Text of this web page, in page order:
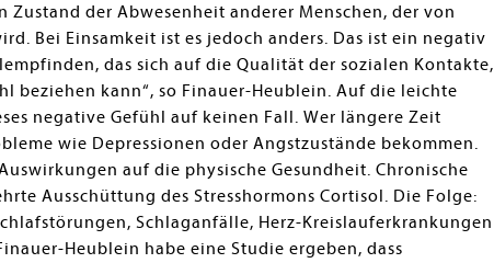
Zustand der Abwesenheit anderer Menschen, der von
Bei Einsamkeit ist es jedoch anders. Das ist ein negativ
das sich auf die Qualität der sozialen Kontakte,
beziehen kann“, so Finauer-Heublein. Auf die leichte
negative Gefühl auf keinen Fall. Wer längere Zeit
wie Depressionen oder Angstzustände bekommen.
auf die physische Gesundheit. Chronische
Ausschüttung des Stresshormons Cortisol. Die Folge:
Schlaganfälle, Herz-Kreislauferkrankungen
Heublein habe eine Studie ergeben, dass